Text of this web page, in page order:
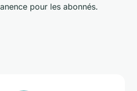
pour les abonnés.